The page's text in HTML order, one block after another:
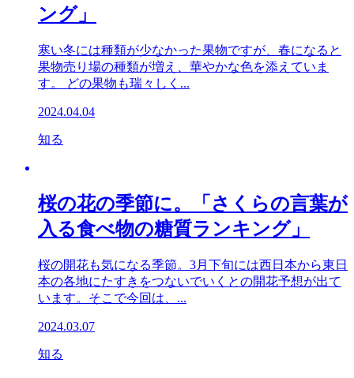
ング」
寒い冬には種類が少なかった果物ですが、春になると
果物売り場の種類が増え、華やかな色を添えていま
す。 どの果物も瑞々しく...
2024.04.04
知る
桜の花の季節に。「さくらの言葉が
入る食べ物の糖質ランキング」
桜の開花も気になる季節。3月下旬には西日本から東日
本の各地にたすきをつないでいくとの開花予想が出て
います。そこで今回は、...
2024.03.07
知る